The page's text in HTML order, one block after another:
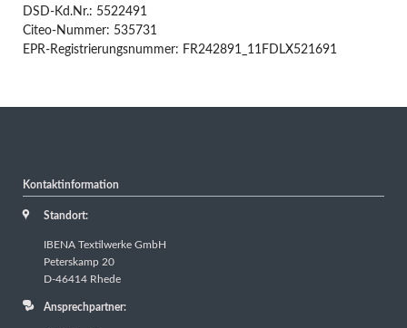
DSD-Kd.Nr.: 5522491
Citeo-Nummer: 535731
EPR-Registrierungsnummer: FR242891_11FDLX521691
Kontaktinformation
Standort:
IBENA Textilwerke GmbH
Peterskamp 20
D-46414 Rhede
Ansprechpartner: